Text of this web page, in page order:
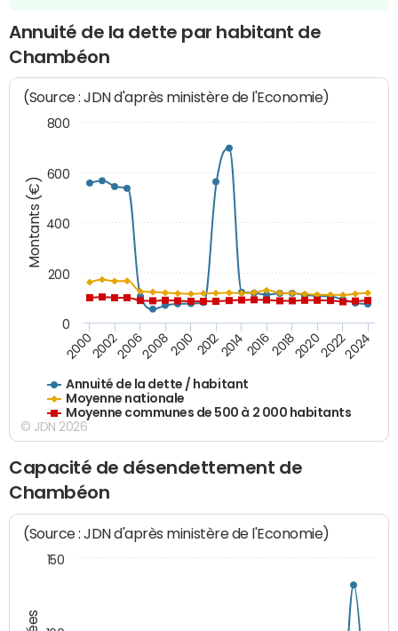
Annuité de la dette par habitant de
Chambéon
Montants (€)
(Source : JDN d'après ministère de l'Economie)
Annuité de la dette / habitant
Moyenne nationale
Moyenne communes de 500 à 2 000 habitants
20002002200620082010 2012201420162018202020222024
0
200
400
600
800
© JDN 2026
Capacité de désendettement de
Chambéon
(Source : JDN d'après ministère de l'Economie)
150